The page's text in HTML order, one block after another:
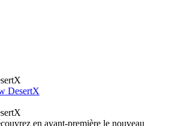
DesertX
en avant-première le nouveau